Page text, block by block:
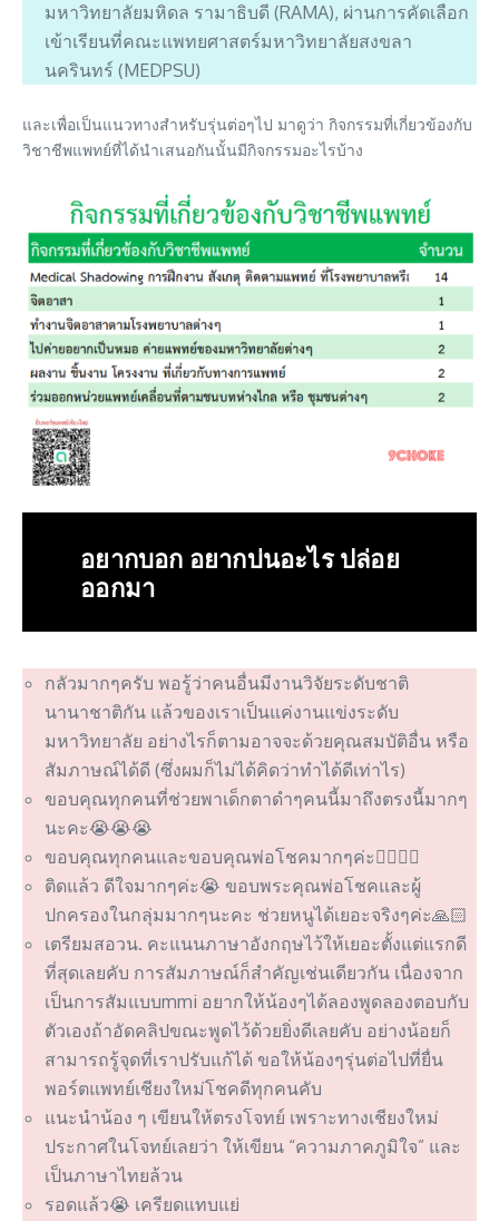
มหาวิทยาลัยมหิดล รามาธิบดี (RAMA), ผ่านการคัดเลือก
เข้าเรียนที่คณะแพทยศาสตร์มหาวิทยาลัยสงขลา
นครินทร์ (MEDPSU)
และเพื่อเป็นแนวทางสำหรับรุ่นต่อๆไป มาดูว่า กิจกรรมที่เกี่ยวข้องกับ
วิชาชีพแพทย์ที่ได้นำเสนอกันนั้นมีกิจกรรมอะไรบ้าง
อยากบอก อยากบ่นอะไร ปล่อย
ออกมา
กลัวมากๆครับ พอรู้ว่าคนอื่นมีงานวิจัยระดับชาติ
นานาชาติกัน แล้วของเราเป็นแค่งานแข่งระดับ
มหาวิทยาลัย อย่างไรก็ตามอาจจะด้วยคุณสมบัติอื่น หรือ
สัมภาษณ์ได้ดี (ซึ่งผมก็ไม่ได้คิดว่าทำได้ดีเท่าไร)
ขอบคุณทุกคนที่ช่วยพาเด็กตาดำๆคนนี้มาถึงตรงนี้มากๆ
นะคะ😭😭😭
ขอบคุณทุกคนและขอบคุณพ่อโชคมากๆค่ะ🙇‍♀️🙇‍♀️
ติดแล้ว ดีใจมากๆค่ะ😭 ขอบพระคุณพ่อโชคและผู้
ปกครองในกลุ่มมากๆนะคะ ช่วยหนูได้เยอะจริงๆค่ะ🙏🏻
เตรียมสอวน. คะแนนภาษาอังกฤษไว้ให้เยอะตั้งแต่แรกดี
ที่สุดเลยคับ การสัมภาษณ์ก็สำคัญเช่นเดียวกัน เนื่องจาก
เป็นการสัมแบบmmi อยากให้น้องๆได้ลองพูดลองตอบกับ
ตัวเองถ้าอัดคลิปขณะพูดไว้ด้วยยิ่งดีเลยคับ อย่างน้อยก็
สามารถรู้จุดที่เราปรับแก้ได้ ขอให้น้องๆรุ่นต่อไปที่ยื่น
พอร์ตแพทย์เชียงใหม่โชคดีทุกคนคับ
แนะนำน้อง ๆ เขียนให้ตรงโจทย์ เพราะทางเชียงใหม่
ประกาศในโจทย์เลยว่า ให้เขียน “ความภาคภูมิใจ” และ
เป็นภาษาไทยล้วน
รอดแล้ว😭 เครียดแทบแย่